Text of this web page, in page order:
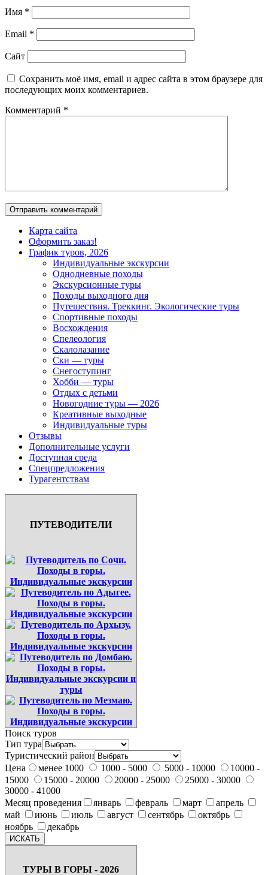
Имя *
Email *
Сайт
Сохранить моё имя, email и адрес сайта в этом браузере для
последующих моих комментариев.
Комментарий *
Карта сайта
Оформить заказ!
График туров, 2026
Индивидуальные экскурсии
Однодневные походы
Экскурсионные туры
Походы выходного дня
Путешествия. Треккинг. Экологические туры
Спортивные походы
Восхождения
Спелеология
Скалолазание
Ски — туры
Снегоступинг
Хобби — туры
Отдых с детьми
Новогодние туры — 2026
Креативные выходные
Индивидуальные туры
Отзывы
Дополнительные услуги
Доступная среда
Спецпредложения
Турагентствам
ПУТЕВОДИТЕЛИ
Поиск туров
Тип тура
Туристический район
Цена
менее 1000 1000 - 5000 5000 - 10000
10000 -
15000
15000 - 20000 20000 - 25000
25000 - 30000
30000 - 41000
Месяц проведения
январь февраль март
апрель
май
июнь июль август сентябрь
октябрь
ноябрь
декабрь
ТУРЫ В ГОРЫ - 2026